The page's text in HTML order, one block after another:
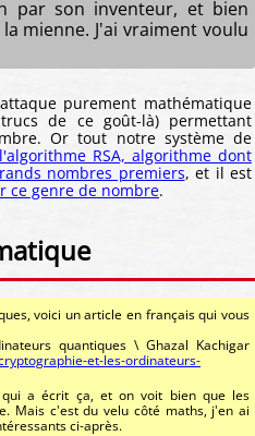
par son inventeur, et bien
mienne. J'ai vraiment voulu
purement mathématique
de ce goût-là) permettant
Or tout notre système de
l'algorithme RSA, algorithme dont
nombres premiers, et il est
ce genre de nombre.
voici un article en français qui vous
quantiques \ Ghazal Kachigar
et-les-ordinateurs-
qui a écrit ça, et on voit bien que les
Mais c'est du velu côté maths, j'en ai
ci-après.